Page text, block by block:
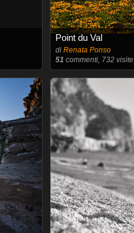
Point du Val
di Renata Ponso
51 commenti, 732 visite